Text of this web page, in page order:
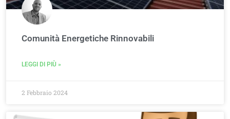
Comunità Energetiche Rinnovabili
LEGGI DI PIÙ »
2 Febbraio 2024